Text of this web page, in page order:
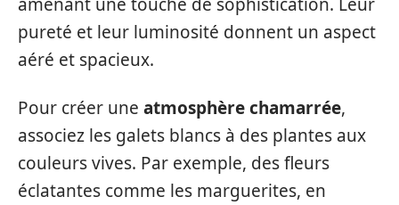
pureté et leur luminosité donnent un aspect
aéré et spacieux.
Pour créer une atmosphère chamarrée,
associez les galets blancs à des plantes aux
couleurs vives. Par exemple, des fleurs
éclatantes comme les marguerites, en